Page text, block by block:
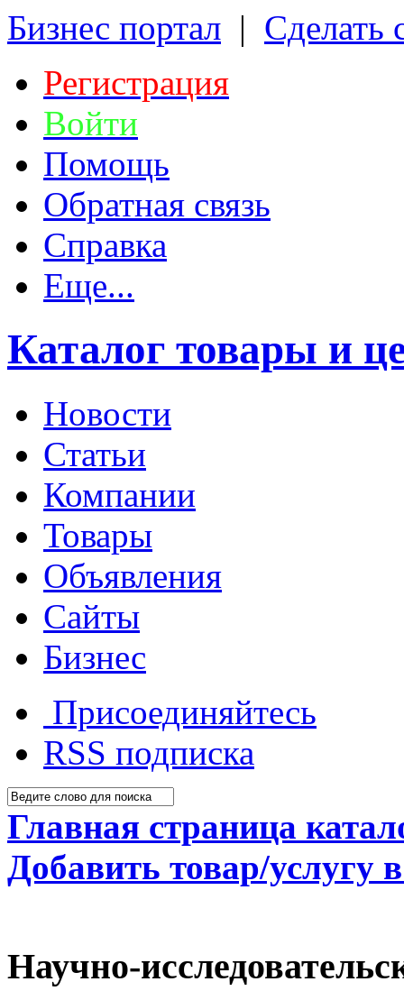
Бизнес портал | Сделать
Регистрация
Войти
Помощь
Обратная связь
Справка
Еще...
Каталог товары и
Новости
Статьи
Компании
Товары
Объявления
Сайты
Бизнес
Присоединяйтесь
RSS подписка
Главная страница
Добавить товар/услугу
Научно-